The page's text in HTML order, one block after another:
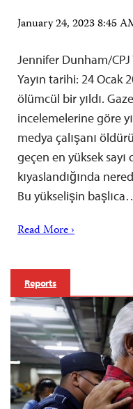
January 24, 2023 8:45
Jennifer Dunham/CPJ
Yayın tarihi: 24 Ocak
ölümcül bir yıldı.
incelemelerine göre
medya çalışanı
geçen en yüksek
kıyaslandığında
Bu yükselişin
Read More ›
Reports